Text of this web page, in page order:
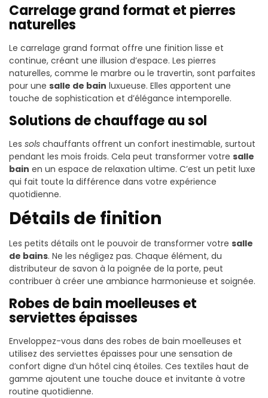
Carrelage grand format et pierres
naturelles
Le carrelage grand format offre une finition lisse et
continue, créant une illusion d’espace. Les pierres
naturelles, comme le marbre ou le travertin, sont parfaites
pour une salle de bain luxueuse. Elles apportent une
touche de sophistication et d’élégance intemporelle.
Solutions de chauffage au sol
Les sols chauffants offrent un confort inestimable, surtout
pendant les mois froids. Cela peut transformer votre salle
bain en un espace de relaxation ultime. C’est un petit luxe
qui fait toute la différence dans votre expérience
quotidienne.
Détails de finition
Les petits détails ont le pouvoir de transformer votre salle
de bains. Ne les négligez pas. Chaque élément, du
distributeur de savon à la poignée de la porte, peut
contribuer à créer une ambiance harmonieuse et soignée.
Robes de bain moelleuses et
serviettes épaisses
Enveloppez-vous dans des robes de bain moelleuses et
utilisez des serviettes épaisses pour une sensation de
confort digne d’un hôtel cinq étoiles. Ces textiles haut de
gamme ajoutent une touche douce et invitante à votre
routine quotidienne.